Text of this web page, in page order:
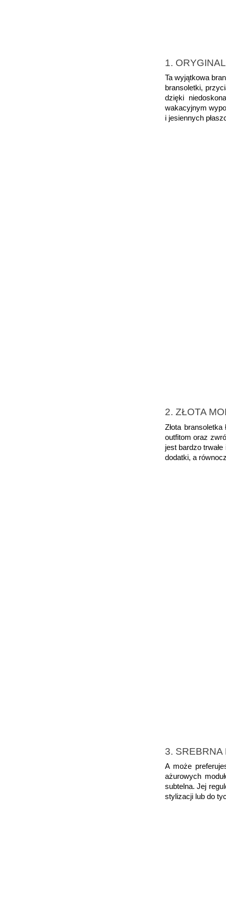
1.
Ta wyjątkowa
bransoletki,
dzięki
wakacyjnym
i jesiennych
2. ZŁOTA
Złota
outfitom oraz
jest bardzo
dodatki, a
3. SREBRNA
A może
ażurowych
subtelna. Jej
stylizacji lub do